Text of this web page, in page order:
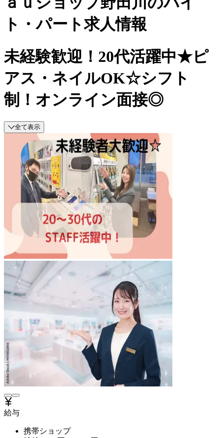
ト・パート求人情報
未経験歓迎！20代活躍中★ピ
アス・ネイルOK☆シフト
制！オンライン面接◎
全て表示
給与
携帯ショップ